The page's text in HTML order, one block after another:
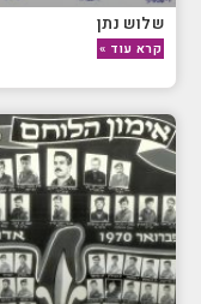
שלוש נתן
קרא עוד »